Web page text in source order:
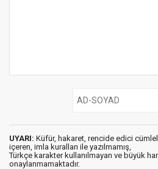
UYARI: Küfür, hakaret, rencide edici
içeren, imla kuralları ile yazılmamış,
Türkçe karakter kullanılmayan ve büyük
onaylanmamaktadır.